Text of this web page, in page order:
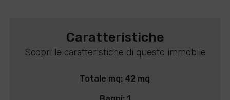
Caratteristiche
Scopri le caratteristiche di questo immobile
Totale mq: 42 mq